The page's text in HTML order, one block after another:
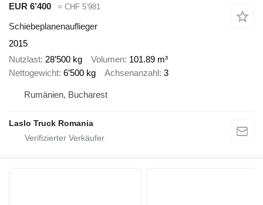
EUR 6’400
≈ CHF 5’981
Schiebeplanenauflieger
2015
Nutzlast 28’500 kg Volumen 101.89 m³
Nettogewicht 6’500 kg Achsenanzahl 3
Rumänien, Bucharest
Laslo Truck Romania